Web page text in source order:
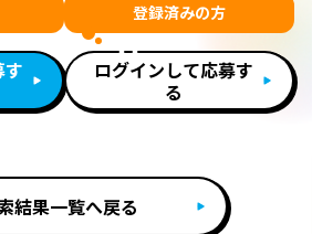
登録済みの方
ログインして応募す
る
結果一覧へ戻る